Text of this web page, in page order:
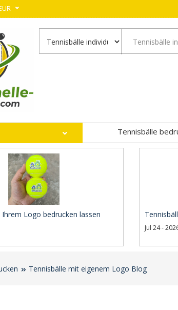
Tennisbälle
Logo bedrucken lassen
Jul 24 -
Tennisbälle mit eigenem Logo Blog